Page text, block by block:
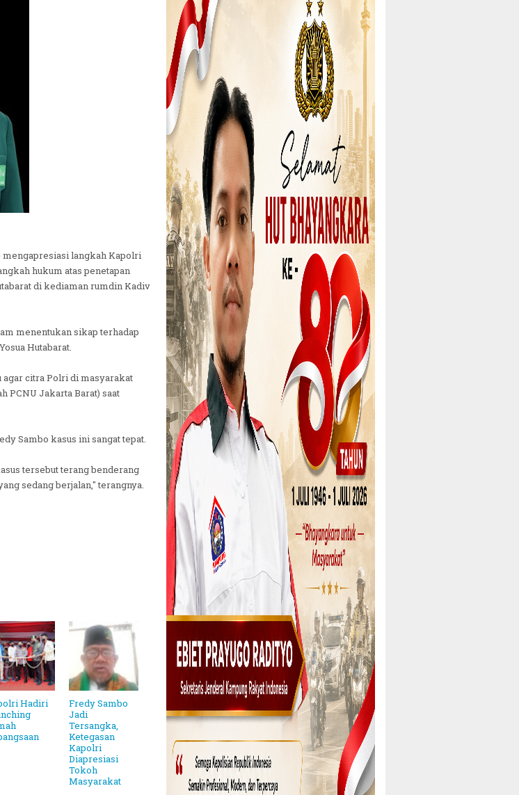
mengapresiasi langkah Kapolri
hukum atas penetapan
di kediaman rumdin Kadiv
menentukan sikap terhadap
Hutabarat.
agar citra Polri di masyarakat
PCNU Jakarta Barat) saat
Sambo kasus ini sangat tepat.
tersebut terang benderang
sedang berjalan," terangnya.
Hadiri
Fredy Sambo
Jadi
Tersangka,
Ketegasan
Kapolri
Diapresiasi
Tokoh
Masyarakat